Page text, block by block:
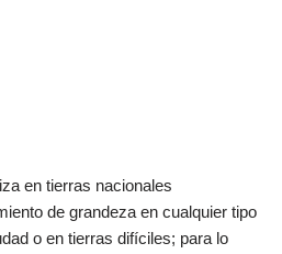
en tierras nacionales
de grandeza en cualquier tipo
o en tierras difíciles; para lo